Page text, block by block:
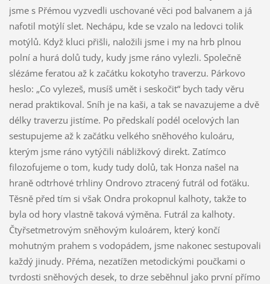
jsme s Přémou vyzvedli uschované věci pod balvanem a já
nafotil motýlí slet. Nechápu, kde se vzalo na ledovci tolik
motýlů. Když kluci přišli, naložili jsme i my na hrb plnou
polní a hurá dolů tudy, kudy jsme ráno vylezli. Společně
slézáme feratou až k začátku kokotyho traverzu. Párkovo
heslo: „Co vylezeš, musíš umět i seskočit“ bych tady věru
nerad praktikoval. Sníh je na kaši, a tak se navazujeme a dvě
délky traverzu jistíme. Po předskalí podél ocelových lan
sestupujeme až k začátku velkého sněhového kuloáru,
kterým jsme ráno vytýčili nábližkový direkt. Zatímco
filozofujeme o tom, kudy tudy dolů, tak Honza našel na
hraně odtrhové trhliny Ondrovo ztracený futrál od foťáku.
Těsně před tím si však Ondra prokopnul kalhoty, takže to
byla od hory vlastně taková výměna. Futrál za kalhoty.
Čtyřsetmetrovým sněhovým kuloárem, který končí
mohutným prahem s vodopádem, jsme nakonec sestupovali
každý jinudy. Přéma, nezatížen metodickými poučkami o
tvrdosti sněhových desek, to drze seběhnul jako první přímo